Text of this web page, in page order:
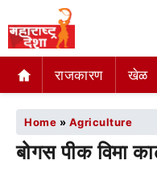
राजकारण खेळ
Home » Agriculture
बोगस पीक विमा